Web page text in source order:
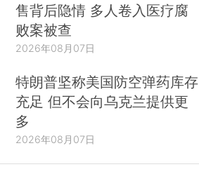
售背后隐情 多人卷入医疗腐
败案被查
2026年08月07日
特朗普坚称美国防空弹药库存
充足 但不会向乌克兰提供更
多
2026年08月07日